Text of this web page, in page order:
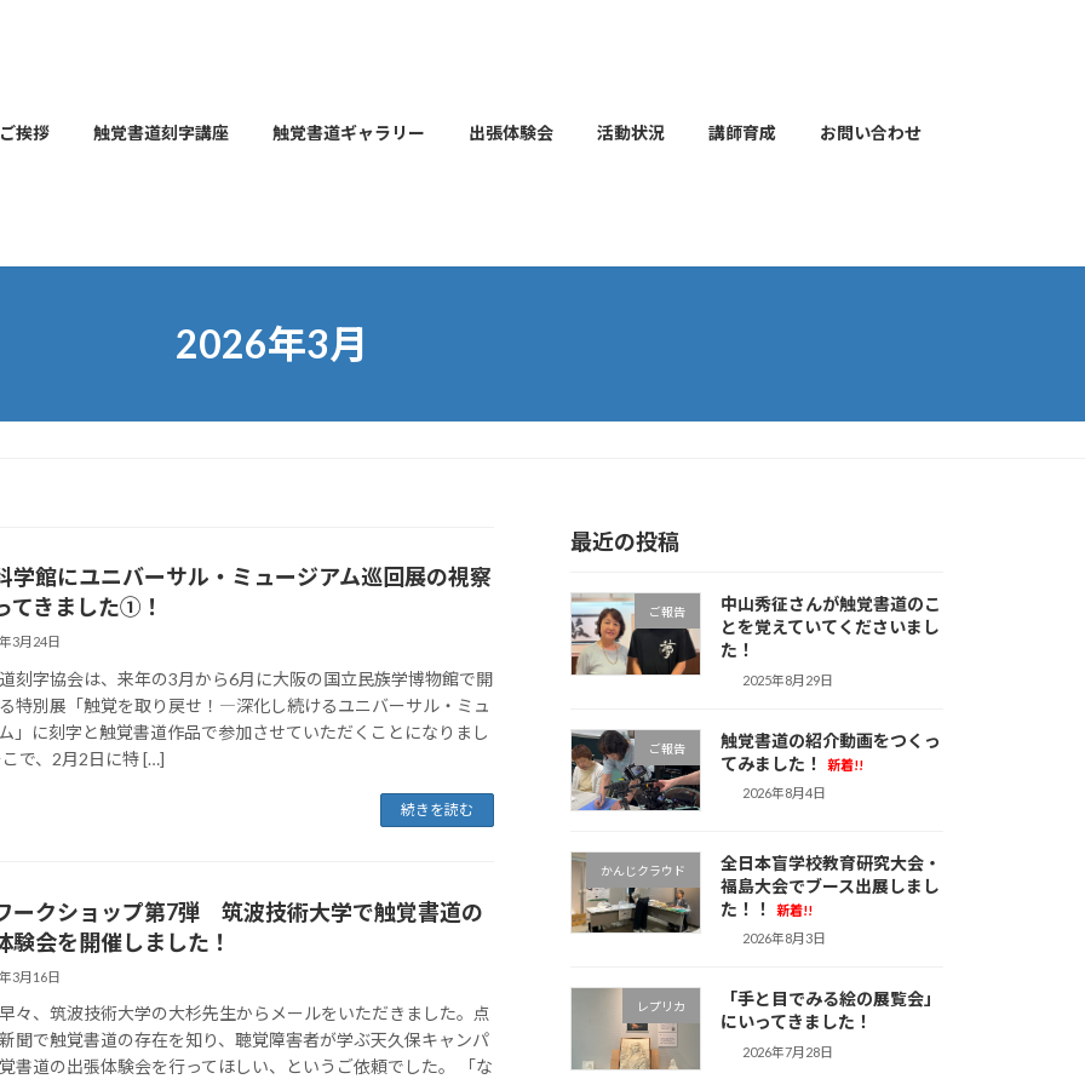
ご挨拶 触覚書道刻字講座 触覚書道ギャラリー 出張体験会 活動状況 講師育成 お問い合わせ
2026年3月
学館にユニバーサル・ミュージアム巡回展の視察
てきました①！
3月24日
刻字協会は、来年の3月から6月に大阪の国立民族学博物館で開
特別展「触覚を取り戻せ！―深化し続けるユニバーサル・ミュ
」に刻字と触覚書道作品で参加させていただくことになりまし
で、2月2日に特 […]
続きを読む
ークショップ第7弾 筑波技術大学で触覚書道の
験会を開催しました！
3月16日
々、筑波技術大学の大杉先生からメールをいただきました。点
聞で触覚書道の存在を知り、聴覚障害者が学ぶ天久保キャンパ
書道の出張体験会を行ってほしい、というご依頼でした。 「な
最近の投稿
ご報告
中山秀征さんが触覚書道のこ
とを覚えていてくださいまし
た！
2025年8月29日
ご報告
触覚書道の紹介動画をつくっ
てみました！
新着!!
2026年8月4日
かんじクラウド
全日本盲学校教育研究大会・
福島大会でブース出展しまし
た！！
新着!!
2026年8月3日
レプリカ
「手と目でみる絵の展覧会」
にいってきました！
2026年7月28日